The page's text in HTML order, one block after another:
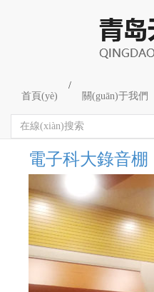
首頁(yè)
/
關(guān)于我們
錄
電子科大錄音棚
電子科大錄音棚